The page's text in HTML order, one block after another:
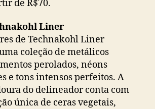
de R$70.
Liner
de Technakohl Liner
coleção de metálicos
perolados, néons
e tons intensos perfeitos. A
do delineador conta com
única de ceras vegetais,